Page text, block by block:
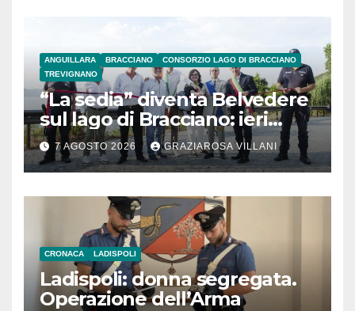
ANGUILLARA BRACCIANO
CONSORZIO LAGO DI BRACCIANO
TREVIGNANO
“La sedia” diventa Belvedere
sul lago di Bracciano: ieri
l’inaugurazione
7 AGOSTO 2026 GRAZIAROSA VILLANI
CRONACA LADISPOLI
Ladispoli: donna segregata.
Operazione dell’Arma